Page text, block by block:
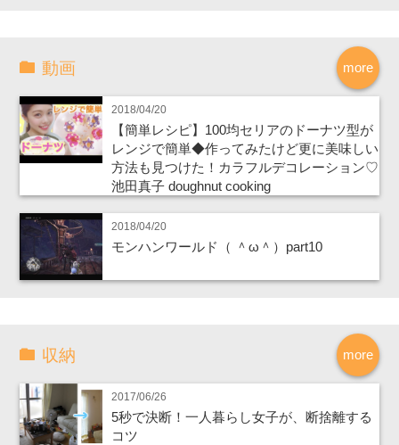
more
動画
2018/04/20
【簡単レシピ】100均セリアのドーナツ型が
レンジで簡単◆作ってみたけど更に美味しい
方法も見つけた！カラフルデコレーション♡
池田真子 doughnut cooking
2018/04/20
モンハンワールド（ ＾ω＾）part10
more
収納
2017/06/26
5秒で決断！一人暮らし女子が、断捨離する
コツ